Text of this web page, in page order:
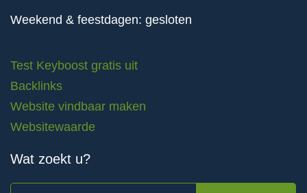
Weekend & feestdagen: gesloten
Test Keyboost gratis uit
Backlinks
Website vindbaar maken
Websitewaarde
Wat zoekt u?